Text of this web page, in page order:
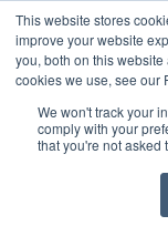
This website stores
improve your website
you, both on this
cookies we use, see our
We won't track your
comply with your
that you're not asked
E-mail :
Posts about
รถยน